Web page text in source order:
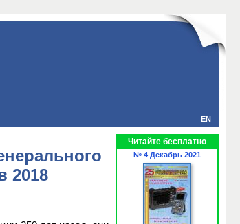
EN
2018
Читайте бесплатно
№ 4 Декабрь 2021